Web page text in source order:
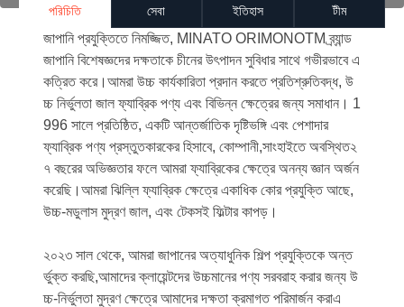
পরিচিতি সেবা ইতিহাস টীম
জাপানি প্রযুক্তিতে নিমজ্জিত, MINATO ORIMONOTM ব্র্যান্ড
জাপানি বিশেষজ্ঞদের দক্ষতাকে চীনের উৎপাদন সুবিধার সাথে গভীরভাবে এ
কত্রিত করে।আমরা উচ্চ কার্যকারিতা প্রদান করতে প্রতিশ্রুতিবদ্ধ, উ
চ্চ নির্ভুলতা জাল ফ্যাব্রিক পণ্য এবং বিভিন্ন ক্ষেত্রের জন্য সমাধান। 1
996 সালে প্রতিষ্ঠিত, একটি আন্তর্জাতিক দৃষ্টিভঙ্গি এবং পেশাদার
ফ্যাব্রিক পণ্য প্রস্তুতকারকের হিসাবে, কোম্পানী,সাংহাইতে অবস্থিত২
৭ বছরের অভিজ্ঞতার ফলে আমরা ফ্যাব্রিকের ক্ষেত্রে অনন্য জ্ঞান অর্জন
করেছি।আমরা ঝিল্লি ফ্যাব্রিক ক্ষেত্রে একাধিক কোর প্রযুক্তি আছে,
উচ্চ-মডুলাস মুদ্রণ জাল, এবং টেকসই ফিল্টার কাপড়।
২০২৩ সাল থেকে, আমরা জাপানের অত্যাধুনিক শিল্প প্রযুক্তিকে অন্ত
র্ভুক্ত করছি,আমাদের ক্লায়েন্টদের উচ্চমানের পণ্য সরবরাহ করার জন্য উ
চ্চ-নির্ভুলতা মুদ্রণ ক্ষেত্রে আমাদের দক্ষতা ক্রমাগত পরিমার্জন করাএ